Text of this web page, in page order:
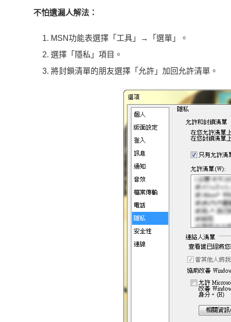
不怕遺漏人解法：
MSN功能表選擇「工具」→「選單」。
選擇「隱私」項目。
將封鎖清單的朋友選擇「允許」加回允許清單。